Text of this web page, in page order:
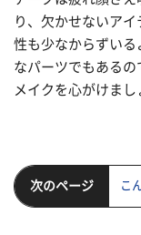
り、欠かせないア
性も少なからずいる
なパーツでもある
メイクを心がけまし
次のページ こ